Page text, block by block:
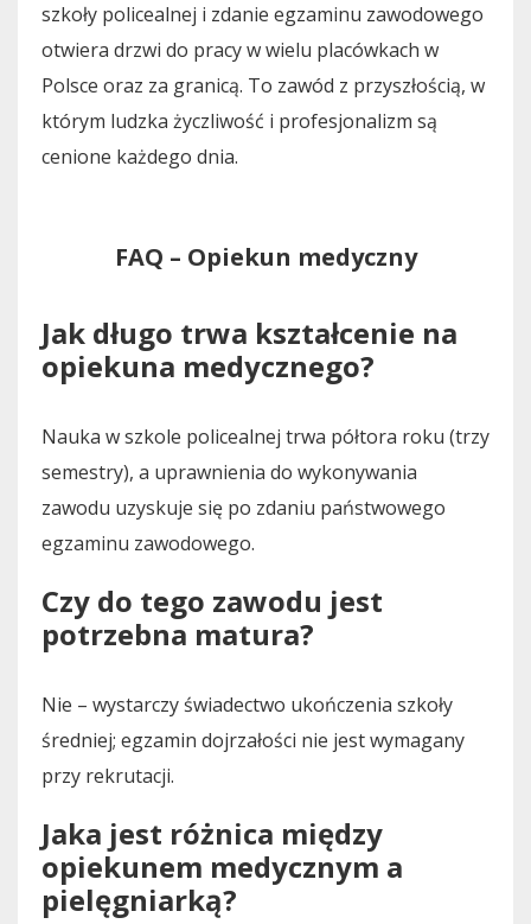
szkoły policealnej i zdanie egzaminu zawodowego
otwiera drzwi do pracy w wielu placówkach w
Polsce oraz za granicą. To zawód z przyszłością, w
którym ludzka życzliwość i profesjonalizm są
cenione każdego dnia.
FAQ – Opiekun medyczny
Jak długo trwa kształcenie na
opiekuna medycznego?
Nauka w szkole policealnej trwa półtora roku (trzy
semestry), a uprawnienia do wykonywania
zawodu uzyskuje się po zdaniu państwowego
egzaminu zawodowego.
Czy do tego zawodu jest
potrzebna matura?
Nie – wystarczy świadectwo ukończenia szkoły
średniej; egzamin dojrzałości nie jest wymagany
przy rekrutacji.
Jaka jest różnica między
opiekunem medycznym a
pielęgniarką?